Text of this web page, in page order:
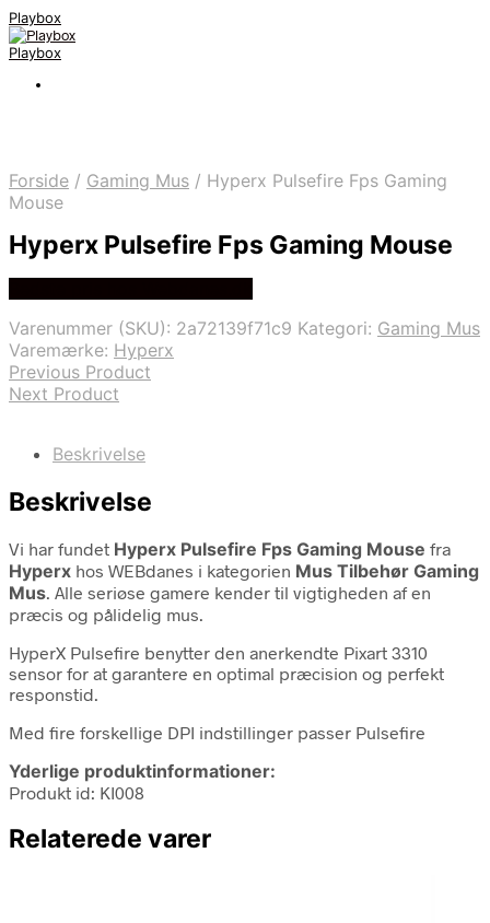
Playbox
Playbox
Forside / Gaming Mus / Hyperx Pulsefire Fps Gaming
Mouse
Hyperx Pulsefire Fps Gaming Mouse
Varenummer (SKU): 2a72139f71c9 Kategori: Gaming Mus
Varemærke: Hyperx
Previous Product
Next Product
Beskrivelse
Beskrivelse
Vi har fundet Hyperx Pulsefire Fps Gaming Mouse fra
Hyperx hos WEBdanes i kategorien Mus Tilbehør Gaming
Mus. Alle seriøse gamere kender til vigtigheden af en
præcis og pålidelig mus.
HyperX Pulsefire benytter den anerkendte Pixart 3310
sensor for at garantere en optimal præcision og perfekt
responstid.
Med fire forskellige DPI indstillinger passer Pulsefire
Yderlige produktinformationer:
Produkt id: KI008
Relaterede varer